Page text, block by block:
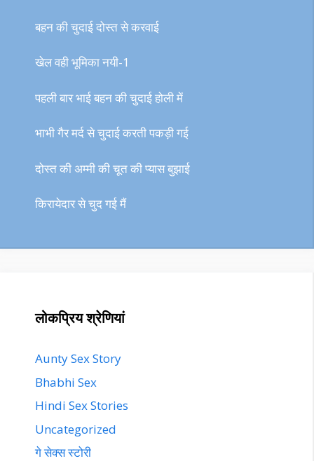
बहन की चुदाई दोस्त से करवाई
खेल वही भूमिका नयी-1
पहली बार भाई बहन की चुदाई होली में
भाभी गैर मर्द से चुदाई करती पकड़ी गई
दोस्त की अम्मी की चूत की प्यास बुझाई
किरायेदार से चुद गई मैं
लोकप्रिय श्रेणियां
Aunty Sex Story
Bhabhi Sex
Hindi Sex Stories
Uncategorized
गे सेक्स स्टोरी